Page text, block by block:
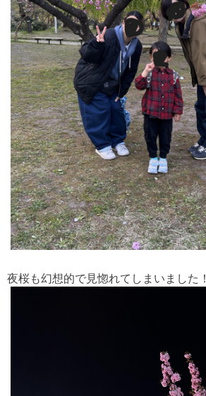
夜桜も幻想的で見惚れてしまいました！